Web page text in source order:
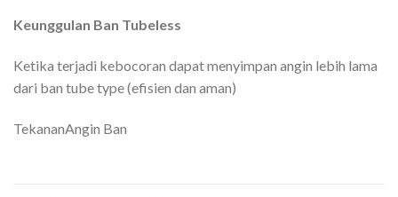
Keunggulan Ban Tubeless
Ketika terjadi kebocoran dapat menyimpan angin lebih lama
dari ban tube type (efisien dan aman)
TekananAngin Ban